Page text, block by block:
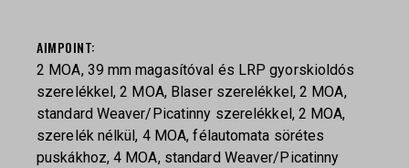
AIMPOINT
2 MOA, 39 mm magasítóval és LRP gyorskioldós
szerelékkel, 2 MOA, Blaser szerelékkel, 2 MOA,
standard Weaver/Picatinny szerelékkel, 2 MOA,
szerelék nélkül, 4 MOA, félautomata sörétes
puskákhoz, 4 MOA, standard Weaver/Picatinny